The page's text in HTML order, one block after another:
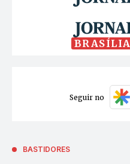
Seguir no
BASTIDORES